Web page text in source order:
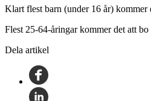
Klart flest barn (under 16 år) kommer
Flest 25-64-åringar kommer det att
Dela artikel